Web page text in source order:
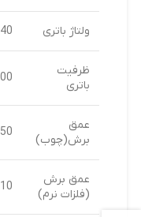
ولتاژ باتری 40 ولت
ظرفیت
باتری
2000
عمق
برش(چوب)
150
عمق برش
(فلزات نرم)
10 میلی متر